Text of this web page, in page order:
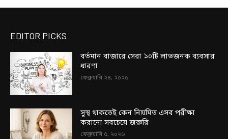
EDITOR PICKS
বর্তমান বাজারে সেরা ১০টি লাভজনক ব্যবসার
ধারণা
ফেব্রুয়ারি ২৪, ২০২৫
সুস্থ থাকতেই কেন নিয়মিত এসব পরীক্ষা
করানো সবচেয়ে জরুরি
ফেব্রুয়ারি ৫, ২০২৬